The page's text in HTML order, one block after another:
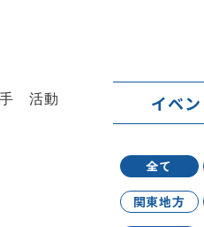
イベ
全て
関東地方